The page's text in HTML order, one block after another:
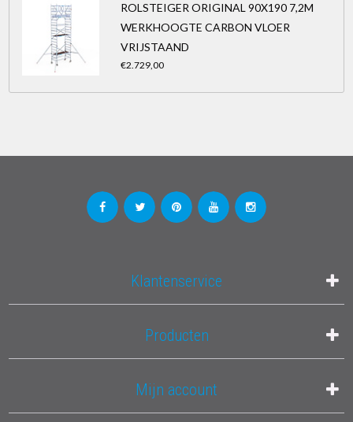
ROLSTEIGER ORIGINAL 90X190 7,2M
WERKHOOGTE CARBON VLOER
VRIJSTAAND
€2.729,00
Klantenservice
Producten
Mijn account